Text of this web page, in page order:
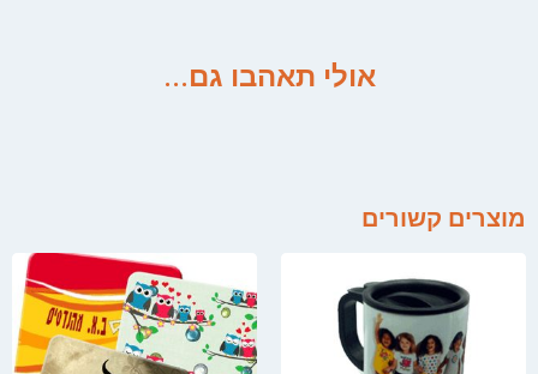
אולי תאהבו גם...
מוצרים קשורים